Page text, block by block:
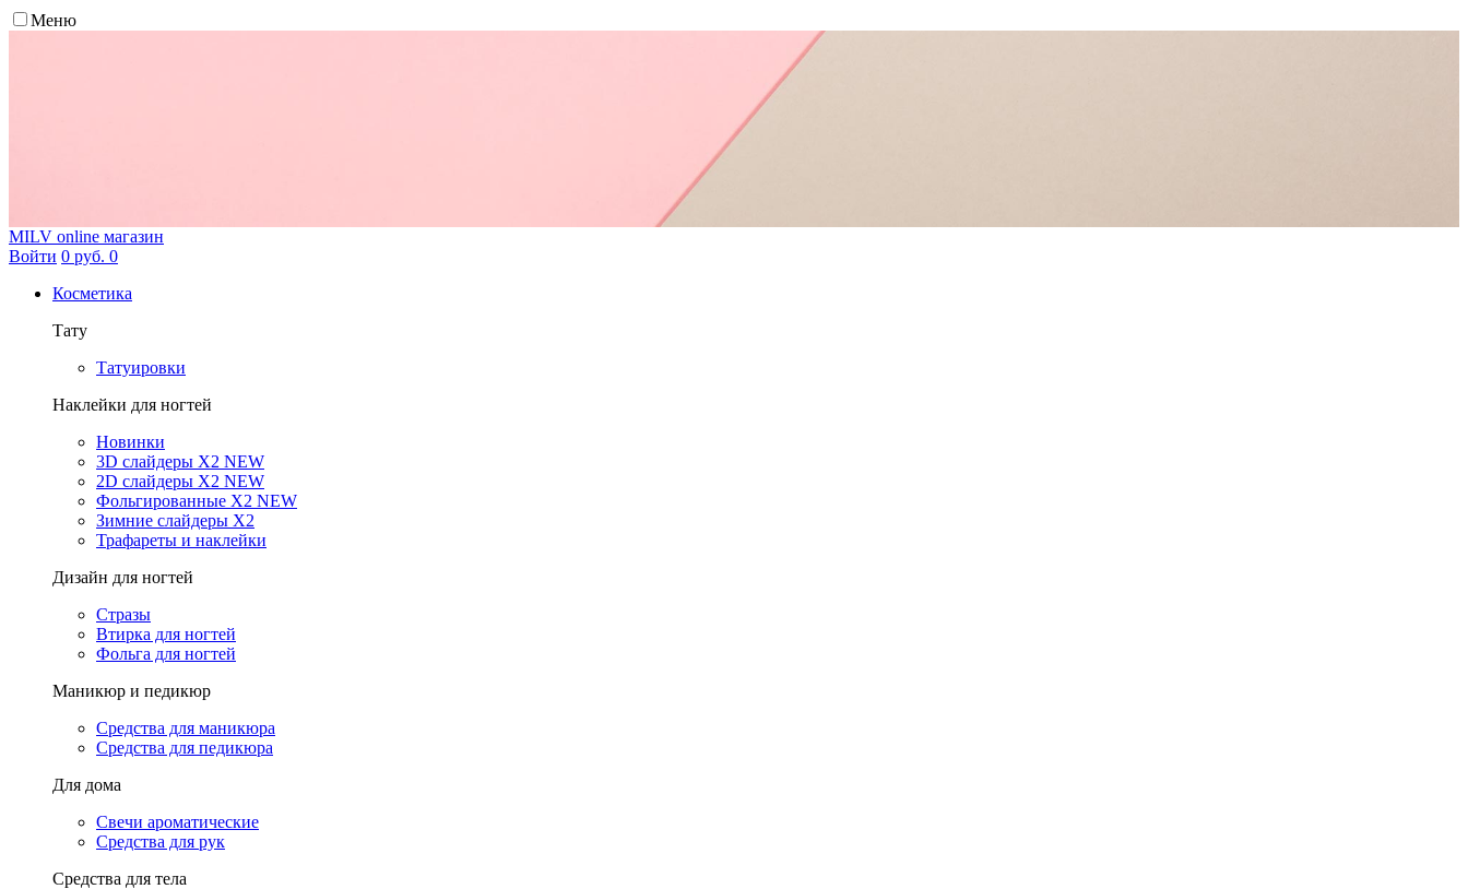
Меню
MILV online магазин
Войти 0 руб. 0
Косметика
Тату
Татуировки
Наклейки для ногтей
Новинки
3D слайдеры X2 NEW
2D слайдеры X2 NEW
Фольгированные X2 NEW
Зимние слайдеры Х2
Трафареты и наклейки
Дизайн для ногтей
Стразы
Втирка для ногтей
Фольга для ногтей
Маникюр и педикюр
Средства для маникюра
Средства для педикюра
Для дома
Свечи ароматические
Средства для рук
Средства для тела